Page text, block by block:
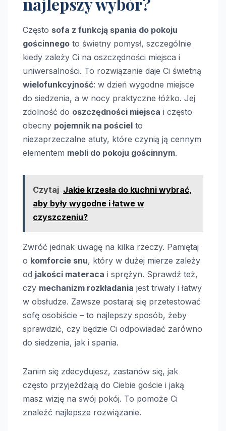
Często sofa z funkcją spania do pokoju
gościnnego to świetny pomysł, szczególnie
kiedy zależy Ci na oszczędności miejsca i
uniwersalności. To rozwiązanie daje Ci świetną
wielofunkcyjność: w dzień wygodne miejsce
do siedzenia, a w nocy praktyczne łóżko. Jej
zdolność do oszczędności miejsca i często
obecny pojemnik na pościel to
niezaprzeczalne atuty, które czynią ją cennym
elementem mebli do pokoju gościnnym.
Czytaj Jakie krzesła do kuchni wybrać,
aby były wygodne i łatwe w
czyszczeniu?
Zwróć jednak uwagę na kilka rzeczy. Pamiętaj
o komforcie snu, który w dużej mierze zależy
od jakości materaca i sprężyn. Sprawdź też,
czy mechanizm rozkładania jest trwały i łatwy
w obsłudze. Zawsze postaraj się przetestować
sofę osobiście – to najlepszy sposób, żeby
sprawdzić, czy będzie Ci odpowiadać zarówno
do siedzenia, jak i spania.
Zanim się zdecydujesz, zastanów się, jak
często przyjeżdżają do Ciebie goście i jaką
masz wizję na swój pokój. To pomoże Ci
znaleźć najlepsze rozwiązanie.